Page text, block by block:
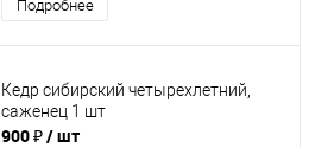
Подробнее
Кедр сибирский четырехлетний,
саженец 1 шт
900 ₽/ шт